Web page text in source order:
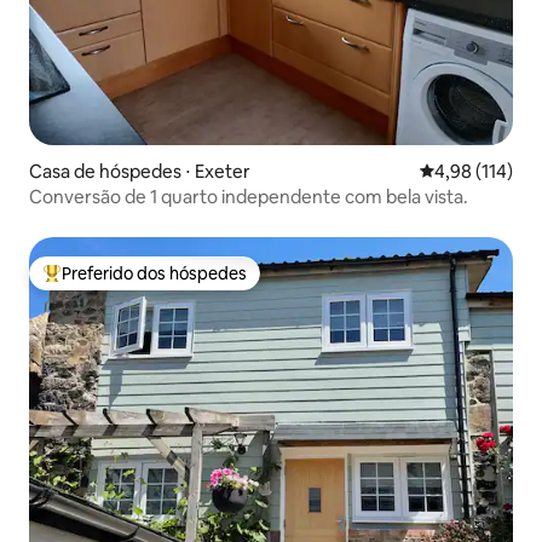
Casa de hóspedes ⋅ Exeter 4,98 de uma
4,98 (114)
Conversão de 1 quarto independente com bela vista.
Entre os melhores preferidos dos hóspedes
Preferido dos hóspedes